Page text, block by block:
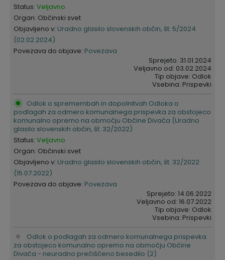
Status: Veljavno
Organ: Občinski svet
Objavljeno v: Uradno glasilo slovenskih občin, št. 5/2024
(02.02.2024)
Povezava do objave: Povezava
Sprejeto: 31.01.2024
Veljavno od: 03.02.2024
Tip objave: Odlok
Vsebina: Prispevki
Odlok o spremembah in dopolnitvah Odloka o
podlagah za odmero komunalnega prispevka za obstojeco
komunalno opremo na območju Občine Divača (Uradno
glasilo slovenskih občin, št. 32/2022)
Status: Veljavno
Organ: Občinski svet
Objavljeno v: Uradno glasilo slovenskih občin, št. 32/2022
(15.07.2022)
Povezava do objave: Povezava
Sprejeto: 14.06.2022
Veljavno od: 16.07.2022
Tip objave: Odlok
Vsebina: Prispevki
Odlok o podlagah za odmero komunalnega prispevka
za obstojeco komunalno opremo na območju Občine
Divača - neuradno prečiščeno besedilo (2)
Strateški dokumenti
Katalog informacij javnega značaja